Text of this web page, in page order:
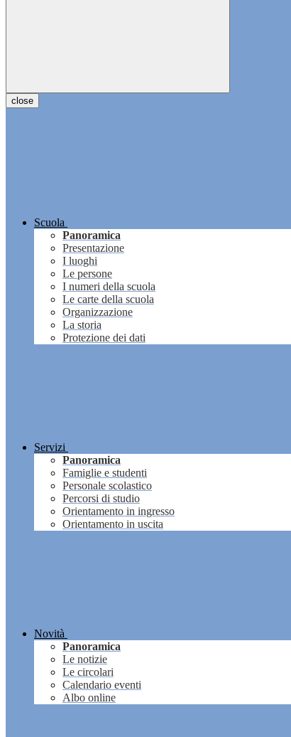
close
Scuola
Panoramica
Presentazione
I luoghi
Le persone
I numeri della scuola
Le carte della scuola
Organizzazione
La storia
Protezione dei dati
Servizi
Panoramica
Famiglie e studenti
Personale scolastico
Percorsi di studio
Orientamento in ingresso
Orientamento in uscita
Novità
Panoramica
Le notizie
Le circolari
Calendario eventi
Albo online